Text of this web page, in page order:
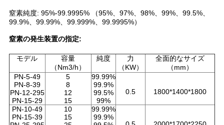
て
く
だ
さ
い
窒素純度: 95%-99.9995% （95%、97%、98%、99%、99.5%、
99.9%、99.99%、99.999%、99.9995%）
窒素の発生装置の指定:
モデル
容量
（Nm3/h）
純度
力
（KW）
全面的なサイズ
（mm）
PN-5-49
PN-8-39
PN-12-295
PN-15-29
5
8
12
15
99.99%
99.9%
99.5%
99%
0.5 1800*1400*1800
PN-10-49
PN-15-39
10
15
99.99%
99.9%